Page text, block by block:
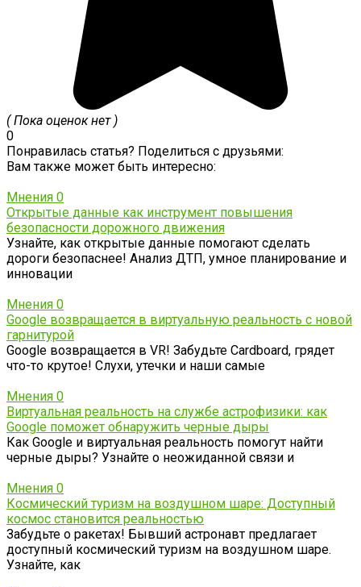
( Пока оценок нет )
0
Понравилась статья? Поделиться с друзьями:
Вам также может быть интересно:
Мнения 0
Открытые данные как инструмент повышения
безопасности дорожного движения
Узнайте, как открытые данные помогают сделать
дороги безопаснее! Анализ ДТП, умное планирование и
инновации
Мнения 0
Google возвращается в виртуальную реальность с новой
гарнитурой
Google возвращается в VR! Забудьте Cardboard, грядет
что-то крутое! Слухи, утечки и наши самые
Мнения 0
Виртуальная реальность на службе астрофизики: как
Google поможет обнаружить черные дыры
Как Google и виртуальная реальность помогут найти
черные дыры? Узнайте о неожиданной связи и
Мнения 0
Космический туризм на воздушном шаре: Доступный
космос становится реальностью
Забудьте о ракетах! Бывший астронавт предлагает
доступный космический туризм на воздушном шаре.
Узнайте, как